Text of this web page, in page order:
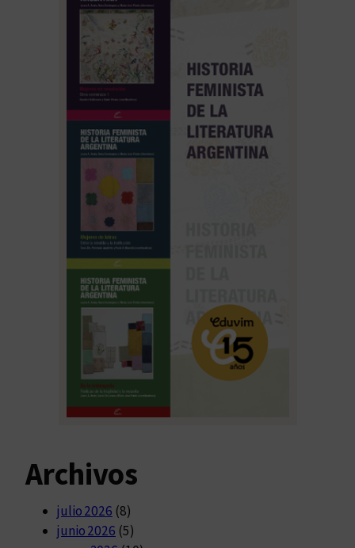
Archivos
julio 2026 (8)
junio 2026 (5)